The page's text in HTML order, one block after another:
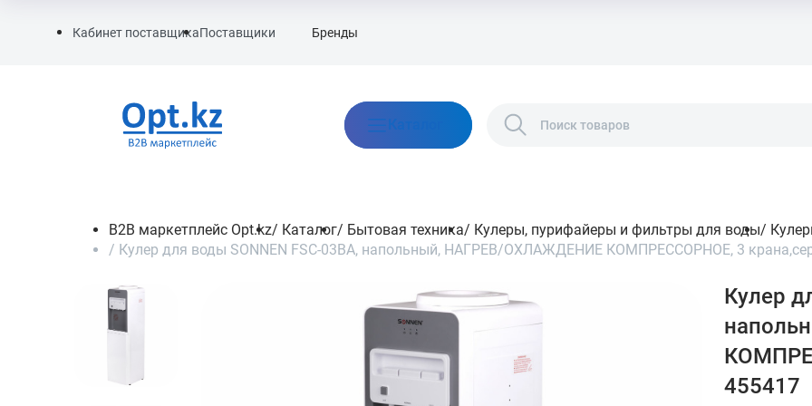
Кабинет поставщикаПоставщики Бренды
Каталог
B2B маркетплейс Opt.kz/ Каталог/ Бытовая техника/ Кулеры, пурифайеры и фильтры для воды/
/ Кулер для воды SONNEN FSC-03BA, напольный, НАГРЕВ/ОХЛАЖДЕНИЕ КОМПРЕССОРНОЕ, 3
Кулер
455417